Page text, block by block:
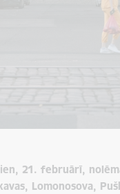
21. februārī,
Lomonosova,